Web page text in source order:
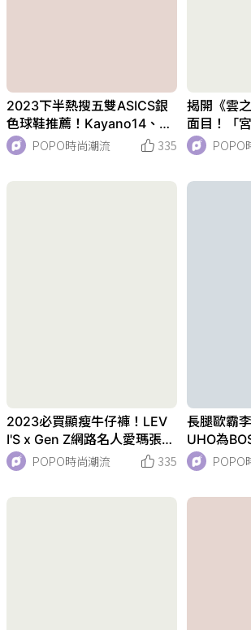
2023下半熱搜五雙ASICS銀
色球鞋推薦！Kayano14、GE
L1130，這款是JJJJound平
替
POPO時尚潮流 335
揭開《雲
面目！「
差、「宮
肉太絕，
POPO
2023必買顯瘦牛仔褲！LEV
I'S x Gen Z網路名人愛瑪張伯
倫「501、針織背心」打造Y2
K穿搭！
POPO時尚潮流 335
長腿歐霸
UHO為
機場，穿
POPO